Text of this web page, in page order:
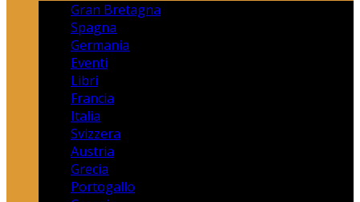
Gran Bretagna
Spagna
Germania
Eventi
Libri
Francia
Italia
Svizzera
Austria
Grecia
Portogallo